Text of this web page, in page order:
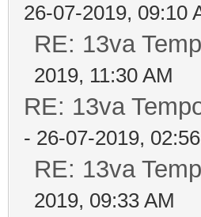
26-07-2019, 09:10
RE: 13va
2019, 11:30 AM
RE: 13va
- 26-07-2019,
RE: 13va
2019, 09:33 AM